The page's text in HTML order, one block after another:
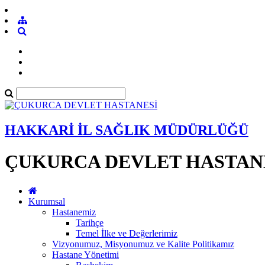
HAKKARİ İL SAĞLIK MÜDÜRLÜĞÜ
ÇUKURCA DEVLET
Kurumsal
Hastanemiz
Tarihçe
Temel İlke ve Değerlerimiz
Vizyonumuz, Misyonumuz ve Kalite Politikamız
Hastane Yönetimi